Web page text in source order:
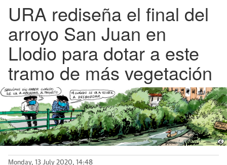
URA rediseña el final del
arroyo San Juan en
Llodio para dotar a este
tramo de más vegetación
Monday, 13 July 2020, 14:48